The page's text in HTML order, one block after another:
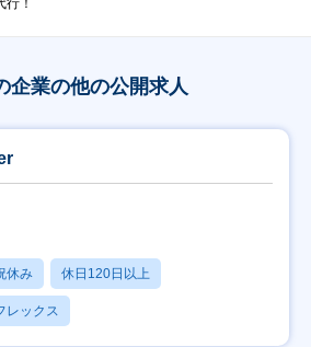
行！
企業の他の公開求人
休み 休日120日以上
レックス